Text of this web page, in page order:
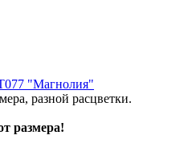
"Магнолия"
разной расцветки.
размера!